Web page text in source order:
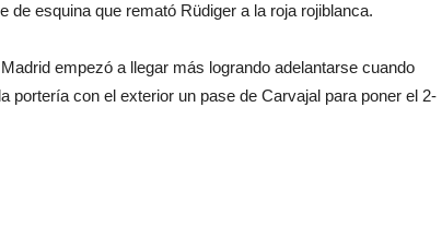
de esquina que remató Rüdiger a la roja rojiblanca.
empezó a llegar más logrando adelantarse cuando
portería con el exterior un pase de Carvajal para poner el 2-